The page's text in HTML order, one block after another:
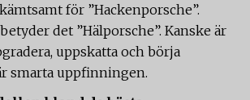
för ”Hackenporsche”.
det ”Hälporsche”. Kanske är
uppskatta och börja
smarta uppfinningen.